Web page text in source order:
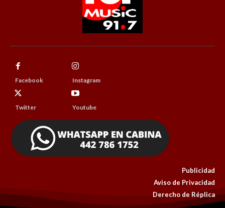
Facebook Instagram
Twitter Youtube
Publicidad
Aviso de Privacidad
Derecho de Réplica